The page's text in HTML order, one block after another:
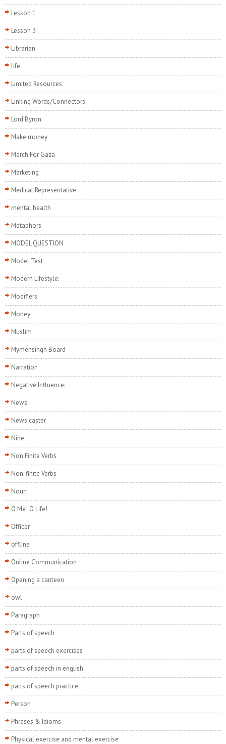
Lesson 1
Lesson 3
Librarian
life
Limited Resources:
Linking Words/Connectors
Lord Byron
Make money
March For Gaza
Marketing
Medical Representative
mental health
Metaphors
MODEL QUESTION
Model Test
Modern Lifestyle:
Modifiers
Money
Muslim
Mymensingh Board
Narration
Negative Influence:
News
News caster
Nine
Non Finite Verbs
Non-finite Verbs
Noun
O Me! O Life!
Officer
offline
Online Communication
Opening a canteen
owl
Paragraph
Parts of speech
parts of speech exercises
parts of speech in english
parts of speech practice
Person
Phrases & Idioms
Physical exercise and mental exercise